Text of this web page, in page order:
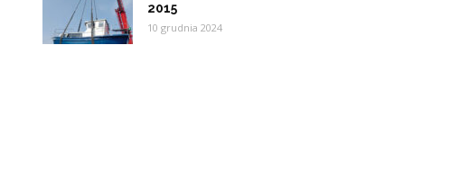
2015
10 grudnia 2024